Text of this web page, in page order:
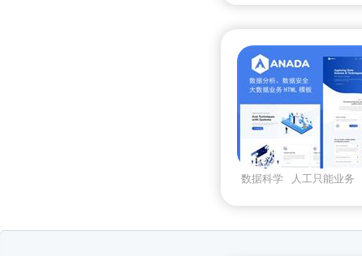
数据科学 人工只能业务